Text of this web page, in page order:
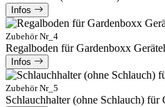
Infos
Zubehör Nr_4
Regalboden für Gardenboxx
Infos
Zubehör Nr_5
Schlauchhalter (ohne Schlauch) für